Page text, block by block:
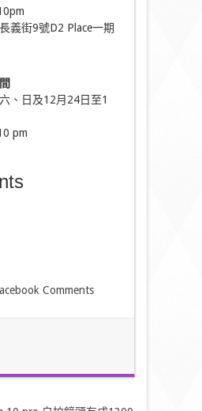
義街9號D2 Place一期
、日及12月24日至1
pm
Comments